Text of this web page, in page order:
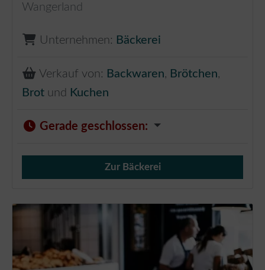
Wangerland
Unternehmen: Bäckerei
Verkauf von: Backwaren, Brötchen,
Brot und Kuchen
Gerade geschlossen:
Verkauf von Brötchen,
Zur Bäckerei